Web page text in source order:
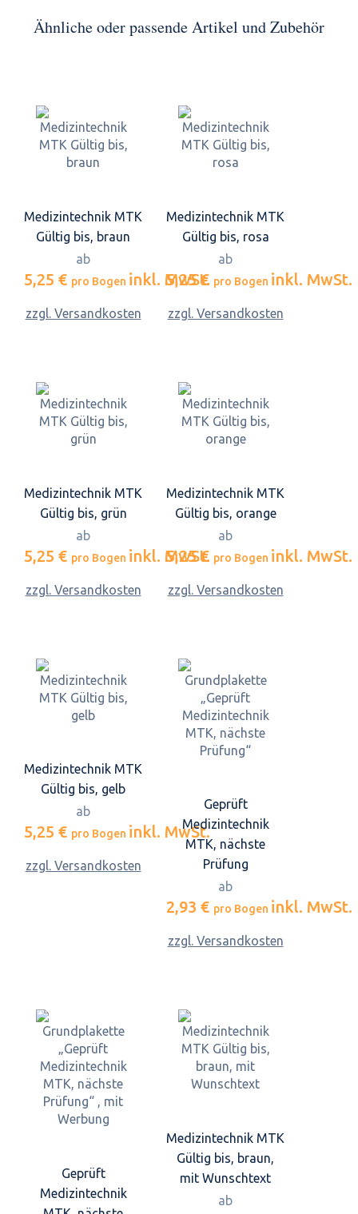
Ähnliche oder passende Artikel und Zubehör
Medizintechnik MTK
Gültig bis, braun
ab
5,25 € pro Bogen inkl. MwSt.
zzgl. Versandkosten
Medizintechnik MTK
Gültig bis, rosa
ab
5,25 € pro Bogen inkl. MwSt.
zzgl. Versandkosten
Medizintechnik MTK
Gültig bis, grün
ab
5,25 € pro Bogen inkl. MwSt.
zzgl. Versandkosten
Medizintechnik MTK
Gültig bis, orange
ab
5,25 € pro Bogen inkl. MwSt.
zzgl. Versandkosten
Medizintechnik MTK
Gültig bis, gelb
ab
5,25 € pro Bogen inkl. MwSt.
zzgl. Versandkosten
Geprüft
Medizintechnik
MTK, nächste
Prüfung
ab
2,93 € pro Bogen inkl. MwSt.
zzgl. Versandkosten
Geprüft
Medizintechnik
Medizintechnik MTK
Gültig bis, braun,
mit Wunschtext
ab